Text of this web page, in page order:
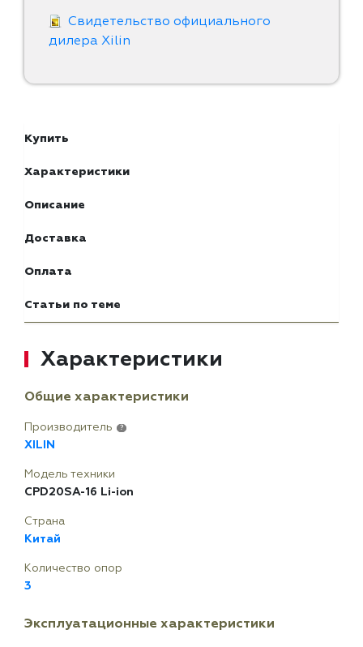
Свидетельство официального
дилера Xilin
Купить
Характеристики
Описание
Доставка
Оплата
Статьи по теме
Характеристики
Общие характеристики
Производитель ?
XILIN
Модель техники
CPD20SA-16 Li-ion
Страна
Китай
Количество опор
3
Эксплуатационные характеристики